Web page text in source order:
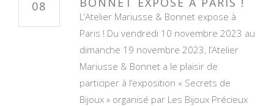
08
L’Atelier Mariusse & Bonnet expose à
Paris ! Du vendredi 10 novembre 2023 au
dimanche 19 novembre 2023, l’Atelier
Mariusse & Bonnet a le plaisir de
participer à l’exposition « Secrets de
Bijoux » organisé par Les Bijoux Précieux